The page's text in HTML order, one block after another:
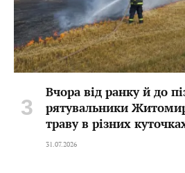
Вчора від ранку й до
рятувальники
траву в різних
31.07.2026